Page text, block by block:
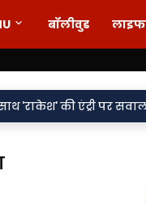
बॉलीवुड
पर सवाल• वर्दी पर